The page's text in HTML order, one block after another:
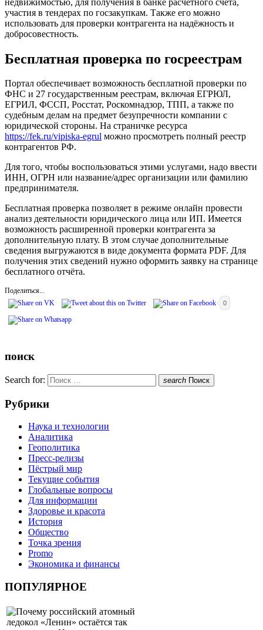
участия в тендерах по госзакупкам. Также его можно
использовать для проверки контрагента на надёжность и
добросовестность.
Бесплатная проверка по госреестрам
Портал обеспечивает возможность бесплатной проверки по
ФНС и 27 государственным реестрам, включая ЕГРЮЛ,
ЕГРИЛ, ФССП, Росстат, Роскомнадзор, ТПП, а также по
судебным делам на предмет безупречности компании с
юридической стороны. На страничке ресурса
https://fek.ru/vipiska-egrul можно просмотреть полный реестр
контрагентов РФ.
Для того, чтобы воспользоваться этими услугами, надо ввести
ИНН, ОГРН или название/адрес организации или фамилию
предпринимателя.
Бесплатная проверка позволяет в режиме онлайн провести
анализ деятельности юридического лица или ИП. Имеется
возможность расширенной проверки контрагента за
дополнительную плату. В этом случае дополнительные
сведения выгружаются в виде документа формата PDF. Для
получения этих сведений нужно оформить заявку на странице
бесплатного отчёта.
Поделиться...
0
поиск
Search for: search Поиск
Рубрики
Наука и технологии
Аналитика
Геополитика
Пресс-релизы
Пёстрый мир
Текущие события
Глобальные вопросы
Для информации
Здоровье и красота
История
Общество
Точка зрения
Promo
Экономика и финансы
ПОПУЛЯРНОЕ